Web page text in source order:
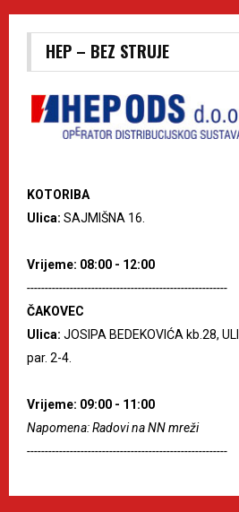
HEP – BEZ STRUJE
KOTORIBA
Ulica: SAJMIŠNA 16.
Vrijeme: 08:00 - 12:00
--------------------------------------------------------
ČAKOVEC
Ulica: JOSIPA BEDEKOVIĆA kb.28,
par. 2-4.
Vrijeme: 09:00 - 11:00
Napomena: Radovi na NN mreži
--------------------------------------------------------